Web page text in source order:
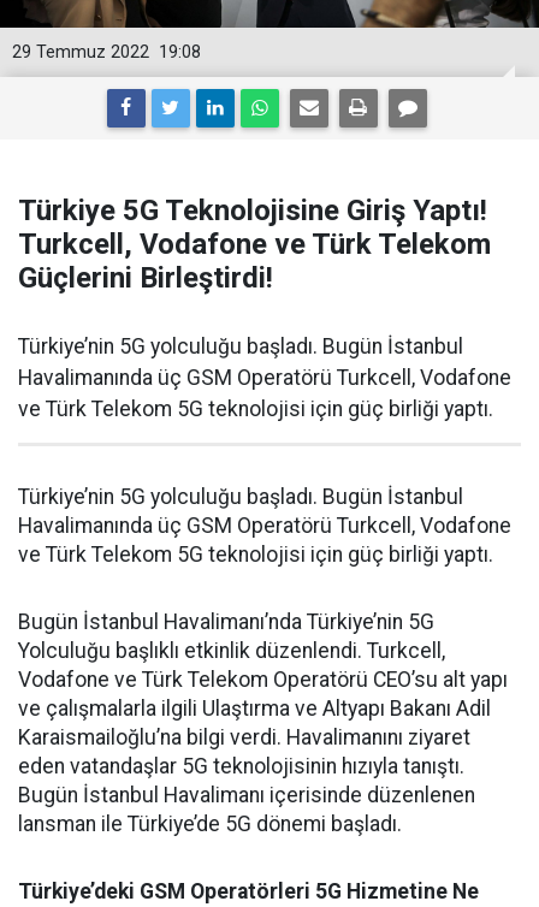
19:08
29 Temmuz 2022
Türkiye 5G Teknolojisine Giriş Yaptı!
Turkcell, Vodafone ve Türk Telekom
Güçlerini Birleştirdi!
Türkiye’nin 5G yolculuğu başladı. Bugün İstanbul
Havalimanında üç GSM Operatörü Turkcell, Vodafone
ve Türk Telekom 5G teknolojisi için güç birliği yaptı.
Türkiye’nin 5G yolculuğu başladı. Bugün İstanbul
Havalimanında üç GSM Operatörü Turkcell, Vodafone
ve Türk Telekom 5G teknolojisi için güç birliği yaptı.
Bugün İstanbul Havalimanı’nda Türkiye’nin 5G
Yolculuğu başlıklı etkinlik düzenlendi. Turkcell,
Vodafone ve Türk Telekom Operatörü CEO’su alt yapı
ve çalışmalarla ilgili Ulaştırma ve Altyapı Bakanı Adil
Karaismailoğlu’na bilgi verdi. Havalimanını ziyaret
eden vatandaşlar 5G teknolojisinin hızıyla tanıştı.
Bugün İstanbul Havalimanı içerisinde düzenlenen
lansman ile Türkiye’de 5G dönemi başladı.
Türkiye’deki GSM Operatörleri 5G Hizmetine Ne